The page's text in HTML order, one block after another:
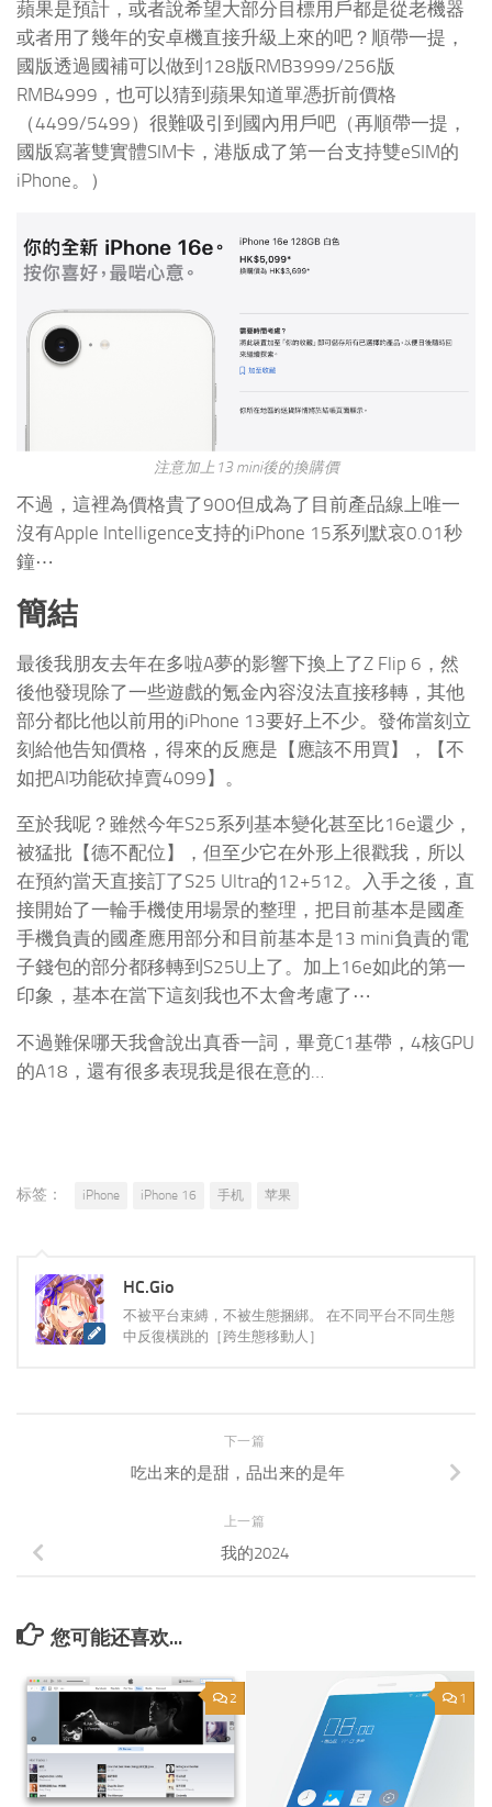
蘋果是預計，或者說希望大部分目標用戶都是從老機器
或者用了幾年的安卓機直接升級上來的吧？順帶一提，
國版透過國補可以做到128版RMB3999/256版
RMB4999，也可以猜到蘋果知道單憑折前價格
（4499/5499）很難吸引到國內用戶吧（再順帶一提，
國版寫著雙實體SIM卡，港版成了第一台支持雙eSIM的
iPhone。）
注意加上13 mini後的換購價
不過，這裡為價格貴了900但成為了目前產品線上唯一
沒有Apple Intelligence支持的iPhone 15系列默哀0.01秒
鐘⋯
簡結
最後我朋友去年在多啦A夢的影響下換上了Z Flip 6，然
後他發現除了一些遊戲的氪金內容沒法直接移轉，其他
部分都比他以前用的iPhone 13要好上不少。發佈當刻立
刻給他告知價格，得來的反應是【應該不用買】，【不
如把AI功能砍掉賣4099】。
至於我呢？雖然今年S25系列基本變化甚至比16e還少，
被猛批【德不配位】，但至少它在外形上很戳我，所以
在預約當天直接訂了S25 Ultra的12+512。入手之後，直
接開始了一輪手機使用場景的整理，把目前基本是國產
手機負責的國產應用部分和目前基本是13 mini負責的電
子錢包的部分都移轉到S25U上了。加上16e如此的第一
印象，基本在當下這刻我也不太會考慮了⋯
不過難保哪天我會說出真香一詞，畢竟C1基帶，4核GPU
的A18，還有很多表現我是很在意的…
标签： iPhone iPhone 16 手机 苹果
HC.Gio
不被平台束縛，不被生態捆綁。 在不同平台不同生態
中反復橫跳的［跨生態移動人］
下一篇
吃出来的是甜，品出来的是年
上一篇
我的2024
您可能还喜欢...
2 1